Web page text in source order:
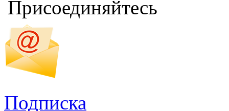
Присоединяйтесь
Подписка